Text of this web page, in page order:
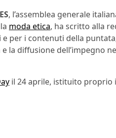
, l’assemblea generale
moda etica, ha scritto alla
per i contenuti della
la diffusione dell’impegno
il 24 aprile, istituito proprio